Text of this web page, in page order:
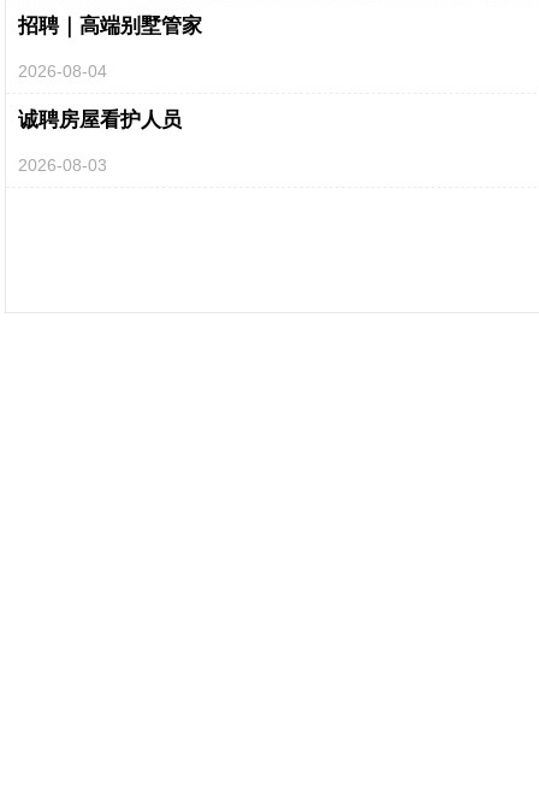
招聘｜高端别墅管家
2026-08-04
诚聘房屋看护人员
2026-08-03